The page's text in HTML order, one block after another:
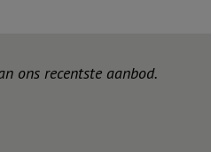
ons recentste aanbod.